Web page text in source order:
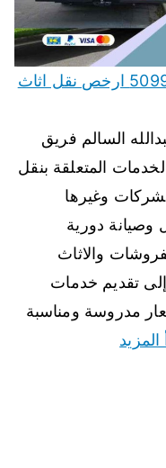
نقل عفش عبد الله السالم 50993766 ارخص نقل اثاث
السالم فريق
المتعلقة بنقل
وغيرها
وصيانة دورية
والاثاث
إلى تقديم خدمات
مدروسة ومناسبة
المزيد